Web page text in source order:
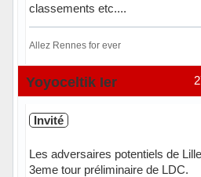
classements etc....
Allez Rennes for ever
Hors ligne
Yoyoceltik Ier
Invité
Les adversaires potentiels de
3eme tour préliminaire de LDC.